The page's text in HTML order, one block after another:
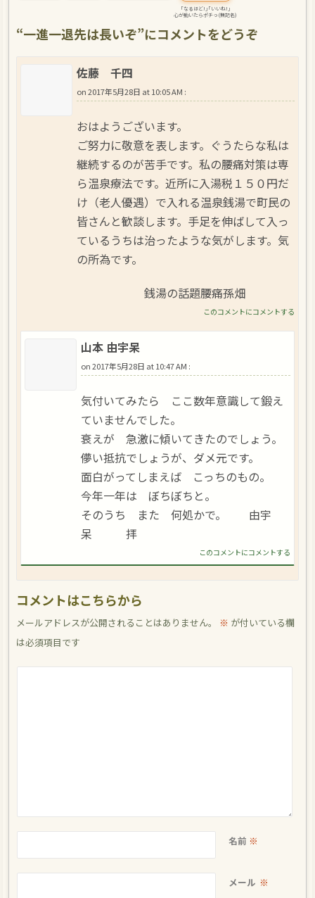
｢なるほど!｣｢いいね!｣
心が動いたらポチっ(無記名)
“一進一退先は長いぞ”にコメントをどうぞ
佐藤 千四
on2017年5月28日 at 10:05 AM :
おはようございます。
ご努力に敬意を表します。ぐうたらな私は
継続するのが苦手です。私の腰痛対策は専
ら温泉療法です。近所に入湯税１５０円だ
け（老人優遇）で入れる温泉銭湯で町民の
皆さんと歓談します。手足を伸ばして入っ
ているうちは治ったような気がします。気
の所為です。
銭湯の話題腰痛孫畑
このコメントにコメントする
山本 由宇呆
on2017年5月28日 at 10:47 AM :
気付いてみたら ここ数年意識して鍛え
ていませんでした。
衰えが 急激に傾いてきたのでしょう。
儚い抵抗でしょうが、ダメ元です。
面白がってしまえば こっちのもの。
今年一年は ぼちぼちと。
そのうち また 何処かで。 由宇
呆 拝
このコメントにコメントする
コメントはこちらから
メールアドレスが公開されることはありません。 ※ が付いている欄
は必須項目です
名前 ※
メール ※